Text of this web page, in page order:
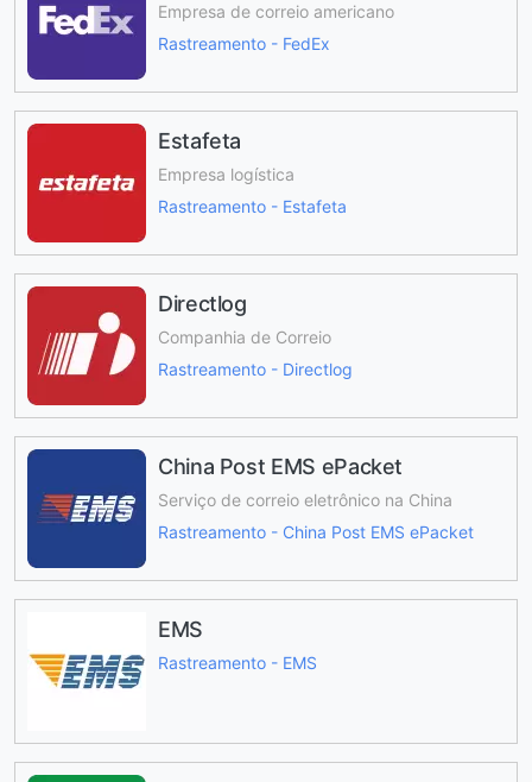
Empresa de correio americano
Rastreamento - FedEx
Estafeta
Empresa logística
Rastreamento - Estafeta
Directlog
Companhia de Correio
Rastreamento - Directlog
China Post EMS ePacket
Serviço de correio eletrônico na China
Rastreamento - China Post EMS ePacket
EMS
Rastreamento - EMS